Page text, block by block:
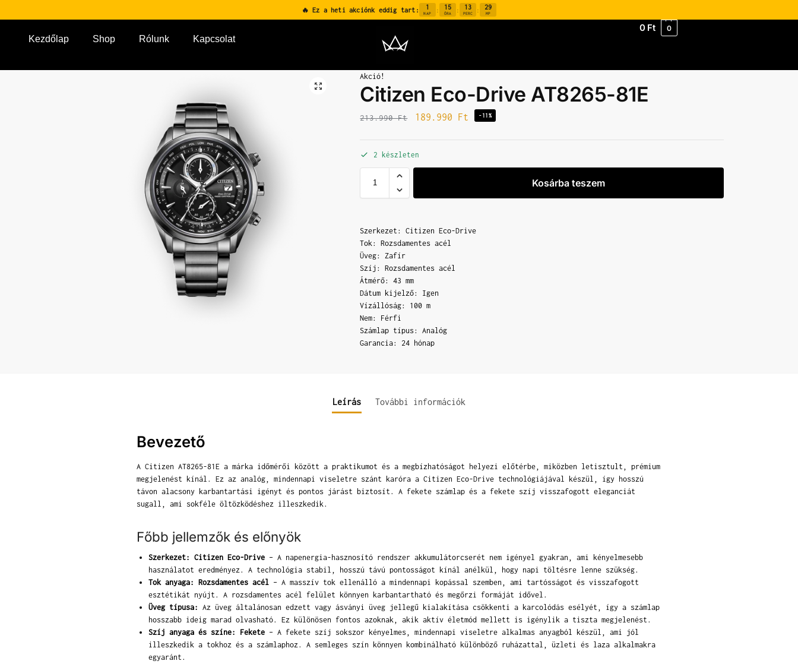
🔥 Ez a heti akciónk eddig tart: 1
NAP : 15
ÓRA : 13
PERC : 28
MP
Kezdőlap Shop Rólunk Kapcsolat
0 Ft 0
Akció!
Citizen Eco-Drive AT8265-81E
213.990Ft 189.990 Ft -11%
2 készleten
Kosárba teszem
Szerkezet: Citizen Eco-Drive
Tok: Rozsdamentes acél
Üveg: Zafír
Szíj: Rozsdamentes acél
Átmérő: 43 mm
Dátum kijelző: Igen
Vízállóság: 100 m
Nem: Férfi
Számlap típus: Analóg
Garancia: 24 hónap
Leírás További információk
Bevezető
A Citizen AT8265-81E a márka időmérői között a praktikumot és a megbízhatóságot helyezi előtérbe, miközben letisztult, prémium
megjelenést kínál. Ez az analóg, mindennapi viseletre szánt karóra a Citizen Eco-Drive technológiájával készül, így hosszú
távon alacsony karbantartási igényt és pontos járást biztosít. A fekete számlap és a fekete szíj visszafogott eleganciát
sugall, ami sokféle öltözködéshez illeszkedik.
Főbb jellemzők és előnyök
Szerkezet: Citizen Eco-Drive– A napenergia-hasznosító rendszer akkumulátorcserét nem igényel gyakran, ami kényelmesebb
használatot eredményez. A technológia stabil, hosszú távú pontosságot kínál anélkül, hogy napi töltésre lenne szükség.
Tok anyaga: Rozsdamentes acél– A masszív tok ellenálló a mindennapi kopással szemben, ami tartósságot és visszafogott
esztétikát nyújt. A rozsdamentes acél felület könnyen karbantartható és megőrzi formáját idővel.
Üveg típusa: Az üveg általánosan edzett vagy ásványi üveg jellegű kialakítása csökkenti a karcolódás esélyét, így a számlap
hosszabb ideig marad olvasható. Ez különösen fontos azoknak, akik aktív életmód mellett is igénylik a tiszta megjelenést.
Szíj anyaga és színe: Fekete– A fekete szíj sokszor kényelmes, mindennapi viseletre alkalmas anyagból készül, ami jól
illeszkedik a tokhoz és a számlaphoz. A semleges szín könnyen kombinálható különböző ruházattal, üzleti és laza alkalmakra
egyaránt.